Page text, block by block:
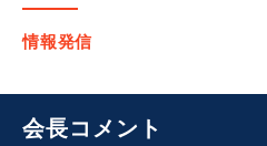
情報発信
会長コメント